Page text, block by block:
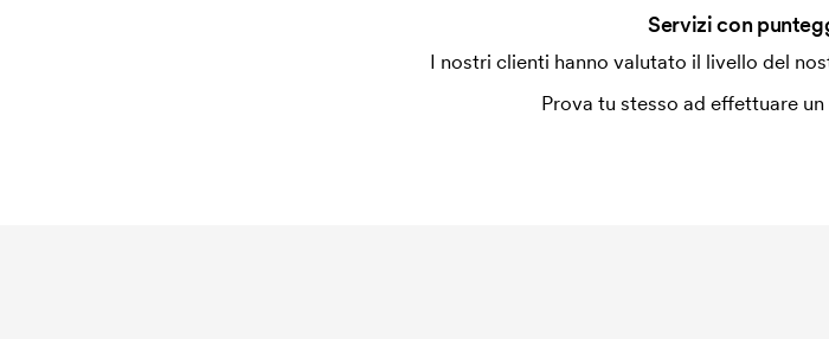
Servizi con
I nostri clienti hanno valutato il livello del
Prova tu stesso ad effettuare